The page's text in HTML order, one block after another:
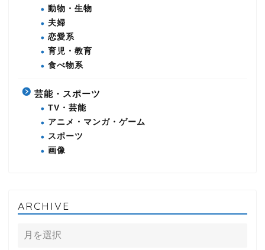
動物・生物
夫婦
恋愛系
育児・教育
食べ物系
芸能・スポーツ
TV・芸能
アニメ・マンガ・ゲーム
スポーツ
画像
ARCHIVE